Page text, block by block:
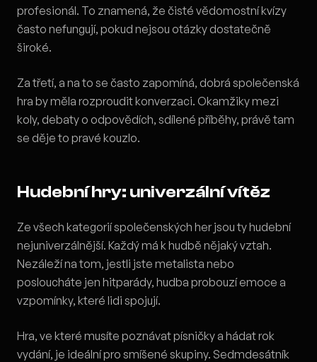
profesionál. To znamená, že čisté vědomostní kvízy
často nefungují, pokud nejsou otázky dostatečně
široké.
Za třetí, a na to se často zapomíná, dobrá společenská
hra by měla rozproudit konverzaci. Okamžiky mezi
koly, debaty o odpovědích, sdílené příběhy, právě tam
se děje to pravé kouzlo.
Hudební hry: univerzální vítěz
Ze všech kategorií společenských her jsou ty hudební
nejuniverzálnější. Každý má k hudbě nějaký vztah.
Nezáleží na tom, jestli jste metalista nebo
posloucháte jen hitparády, hudba probouzí emoce a
vzpomínky, které lidi spojují.
Hra, ve které musíte poznávat písničky a hádat rok
vydání, je ideální pro smíšené skupiny. Sedmdesátník